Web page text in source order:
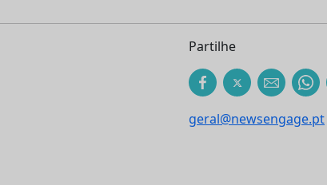
Partilhe
geral@newsengage.pt